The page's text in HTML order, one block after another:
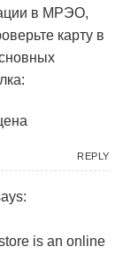
в МРЭО,
карту в
REPLY
is an online